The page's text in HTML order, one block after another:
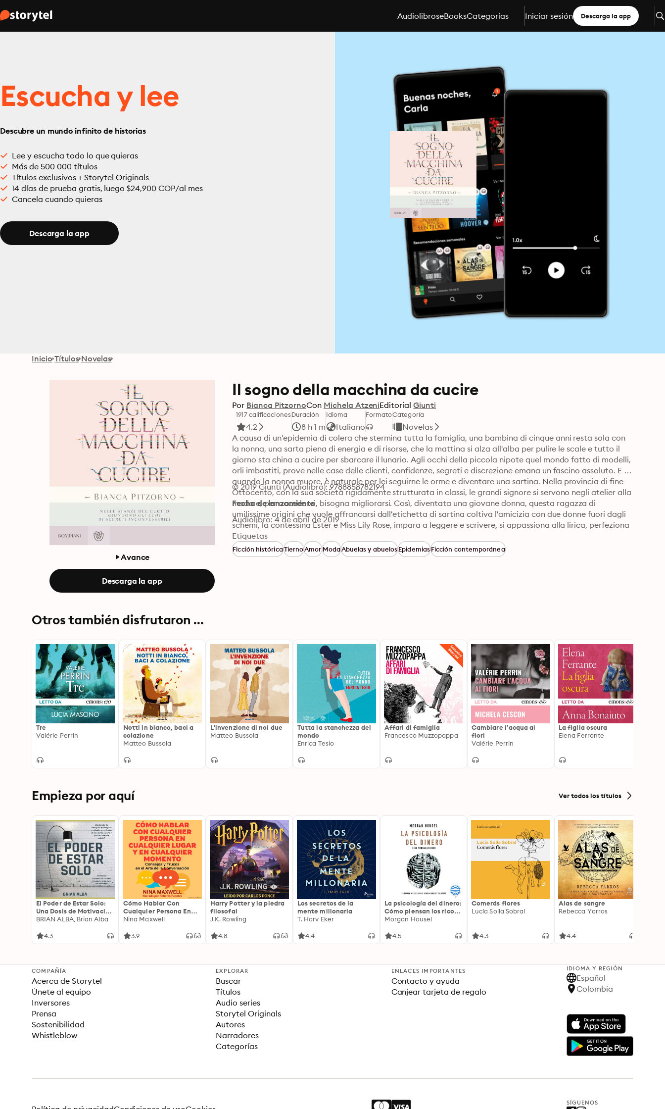
AudiolibroseBooksCategorías Iniciar sesión Descarga la app
Escucha y lee
Descubre un mundo infinito de historias
Lee y escucha todo lo que quieras
Más de 500 000 títulos
Títulos exclusivos + Storytel Originals
14 días de prueba gratis, luego $24,900 COP/al mes
Cancela cuando quieras
Descarga la app
Inicio Títulos Novelas
Avance
Descarga la app
Il sogno della macchina da cucire
Por Bianca PitzornoCon Michela AtzeniEditorial Giunti
1917 calificaciones
4.2
Duración
8 h 1 m
Idioma
Italiano
FormatoCategoría
Novelas
A causa di un'epidemia di colera che stermina tutta la famiglia, una bambina di cinque anni resta sola con
la nonna, una sarta piena di energia e di risorse, che la mattina si alza all'alba per pulire le scale e tutto il
giorno sta china a cucire per sbarcare il lunario. Agli occhi della piccola nipote quel mondo fatto di modelli,
orli imbastiti, prove nelle case delle clienti, confidenze, segreti e discrezione emana un fascino assoluto. E
quando la nonna muore, è naturale per lei seguirne le orme e diventare una sartina. Nella provincia di fine
Ottocento, con la sua società rigidamente strutturata in classi, le grandi signore si servono negli atelier alla
moda e, per accedervi, bisogna migliorarsi. Così, diventata una giovane donna, questa ragazza di
umilissime origini che vuole affrancarsi dall'etichetta di sartina coltiva l'amicizia con due donne fuori dagli
schemi, la contessina Ester e Miss Lily Rose, impara a leggere e scrivere, si appassiona alla lirica, perfeziona
la sua tecnica di taglio e cucito. Sempre con un sogno nel cuore: potersi permettere una macchina da
cucire che le faccia fare "il salto di qualità". Ma l'incontro con il giovane Guido, altolocato studente in
Ingegneria, le aprirà le porte dell'amore, imprimendo una svolta alla sua vita... © 2018 Giunti Editore
© 2019 Giunti (Audiolibro): 9788858782194
Fecha de lanzamiento
Audiolibro: 4 de abril de 2019
Etiquetas
Ficción históricaTiernoAmorModaAbuelas y abuelosEpidemiasFicción contemporánea
Otros también disfrutaron ...
Tre
Valérie Perrin
Notti in bianco, baci a
colazione
Matteo Bussola
L'invenzione di noi due
Matteo Bussola
Tutta la stanchezza del
mondo
Enrica Tesio
Affari di famiglia
Francesco Muzzopappa
Cambiare l’acqua ai
fiori
Valérie Perrin
La figlia oscura
Elena Ferrante
Empieza por aquí Ver todos los títulos
El Poder de Estar Solo:
Una Dosis de Motivación
Acompañada de Ideas
una Vida Mejor
BRIAN ALBA, Brian Alba
4.3
Cómo Hablar Con
Cualquier Persona En
Cualquier Lugar Y En
Nina Maxwell
3.9
Harry Potter y la piedra
filosofal
J.K. Rowling
4.8
Los secretos de la
mente millonaria
T. Harv Eker
4.4
La psicología del dinero:
Cómo piensan los ricos:
18 claves imperecederas
Morgan Housel
4.5
Comerás flores
Lucía Solla Sobral
4.3
Alas de sangre
Rebecca Yarros
4.4
COMPAÑÍA
Acerca de Storytel
Únete al equipo
Inversores
Prensa
Sostenibilidad
Whistleblow
EXPLORAR
Buscar
Títulos
Audio series
Storytel Originals
Autores
Narradores
Categorías
ENLACES IMPORTANTES
Contacto y ayuda
Canjear tarjeta de regalo
IDIOMA Y REGIÓN
Español
Colombia
SÍGUENOS